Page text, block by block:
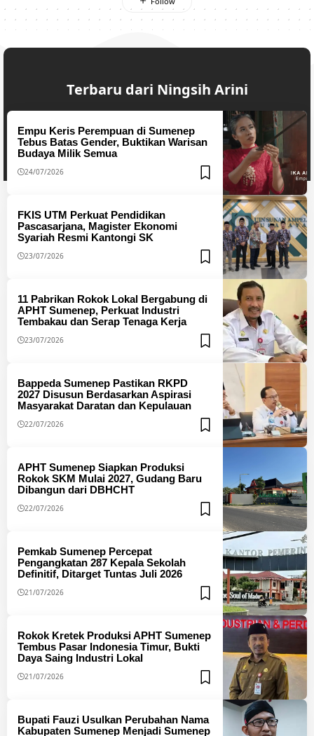
Terbaru dari Ningsih Arini
Empu Keris Perempuan di Sumenep
Tebus Batas Gender, Buktikan Warisan
Budaya Milik Semua
24/07/2026
FKIS UTM Perkuat Pendidikan
Pascasarjana, Magister Ekonomi
Syariah Resmi Kantongi SK
23/07/2026
11 Pabrikan Rokok Lokal Bergabung di
APHT Sumenep, Perkuat Industri
Tembakau dan Serap Tenaga Kerja
23/07/2026
Bappeda Sumenep Pastikan RKPD
2027 Disusun Berdasarkan Aspirasi
Masyarakat Daratan dan Kepulauan
22/07/2026
APHT Sumenep Siapkan Produksi
Rokok SKM Mulai 2027, Gudang Baru
Dibangun dari DBHCHT
22/07/2026
Pemkab Sumenep Percepat
Pengangkatan 287 Kepala Sekolah
Definitif, Ditarget Tuntas Juli 2026
21/07/2026
Rokok Kretek Produksi APHT Sumenep
Tembus Pasar Indonesia Timur, Bukti
Daya Saing Industri Lokal
21/07/2026
Bupati Fauzi Usulkan Perubahan Nama
Kabupaten Sumenep Menjadi Sumenep